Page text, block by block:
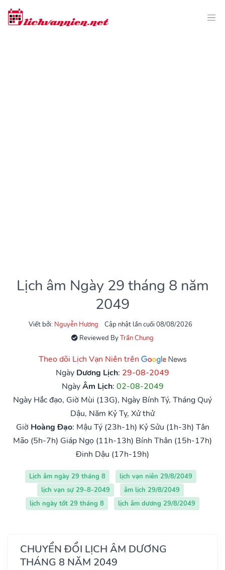
Lịch âm Ngày 29 tháng 8 năm
2049
Viết bởi: Nguyễn Hương
Cập nhật lần cuối 08/08/2026
Reviewed ByTrần Chung
Theo dõi Lịch Vạn Niên trên
Ngày Dương Lịch: 29-08-2049
NgàyÂm Lịch: 02-08-2049
Ngày Hắc đạo, Giờ Mùi (13G), Ngày Bính Tý, Tháng Quý
Dậu, Năm Kỷ Tỵ, Xử thử
Giờ Hoàng Đạo: Mậu Tý (23h-1h) Kỷ Sửu (1h-3h) Tân
Mão (5h-7h) Giáp Ngọ (11h-13h) Bính Thân (15h-17h)
Đinh Dậu (17h-19h)
Lịch âm ngày 29 tháng 8
lịch vạn niên 29/8/2049
lịch vạn sự 29-8-2049
âm lịch 29/8/2049
lịch ngày tốt 29 tháng 8
lịch âm dương 29/8/2049
CHUYỂN ĐỔI LỊCH ÂM DƯƠNG
THÁNG 8 NĂM 2049